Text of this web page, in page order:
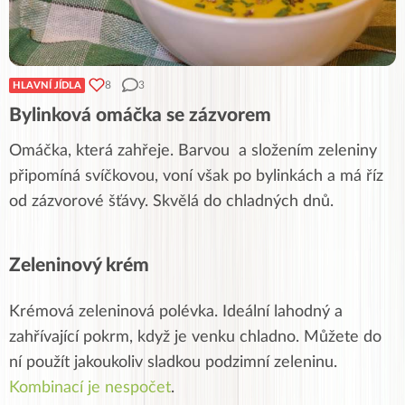
HLAVNÍ JÍDLA 8 3
Bylinková omáčka se zázvorem
Omáčka, která zahřeje. Barvou a složením zeleniny
připomíná svíčkovou, voní však po bylinkách a má říz
od zázvorové šťávy. Skvělá do chladných dnů.
Zeleninový krém
Krémová zeleninová polévka. Ideální lahodný a
zahřívající pokrm, když je venku chladno. Můžete do
ní použít jakoukoliv sladkou podzimní zeleninu.
Kombinací je nespočet.